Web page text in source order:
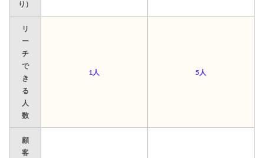
り）
リ
ー
チ
で
き
る
人
数
1人 5人
顧
客